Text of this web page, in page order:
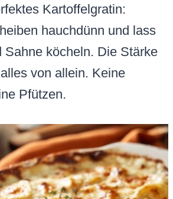
Kartoffelgratin:
hauchdünn und lass
Sahne köcheln. Die Stärke
von allein. Keine
Pfützen.